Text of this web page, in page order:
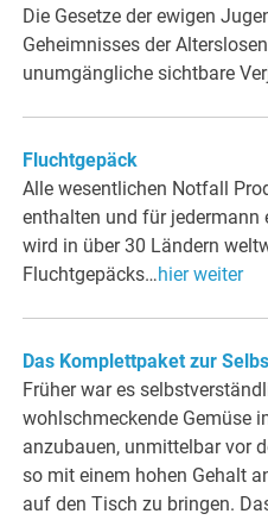
Die Gesetze der ewigen
Geheimnisses der
unumgängliche sichtbare
Fluchtgepäck
Alle wesentlichen Notfall
enthalten und für jedermann
wird in über 30 Ländern
Fluchtgepäcks…hier weiter
Das Komplettpaket zur
Früher war es
wohlschmeckende Gemüse
anzubauen, unmittelbar vor
so mit einem hohen Gehalt
auf den Tisch zu bringen.